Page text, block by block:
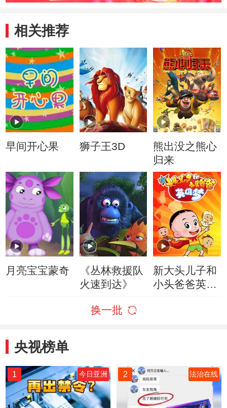
相关推荐
早间开心果 狮子王3D
熊出没之熊心
归来
月亮宝宝蒙奇
《丛林救援队
火速到达》
新大头儿子和
小头爸爸英雄
换一批
央视榜单
1 今日亚洲 2 法治在线